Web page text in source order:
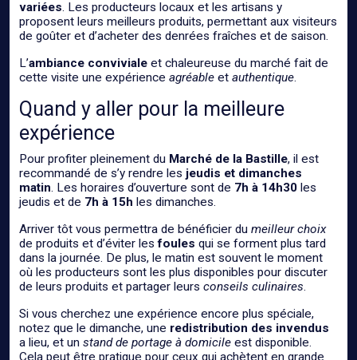
variées. Les producteurs locaux et les artisans y
proposent leurs meilleurs produits, permettant aux visiteurs
de goûter et d’acheter des denrées fraîches et de saison.
L’ambiance conviviale et chaleureuse du marché fait de
cette visite une expérience agréable et authentique.
Quand y aller pour la meilleure
expérience
Pour profiter pleinement du Marché de la Bastille, il est
recommandé de s’y rendre les jeudis et dimanches
matin. Les horaires d’ouverture sont de 7h à 14h30 les
jeudis et de 7h à 15h les dimanches.
Arriver tôt vous permettra de bénéficier du meilleur choix
de produits et d’éviter lesfoules qui se forment plus tard
dans la journée. De plus, le matin est souvent le moment
où les producteurs sont les plus disponibles pour discuter
de leurs produits et partager leurs conseils culinaires.
Si vous cherchez une expérience encore plus spéciale,
notez que le dimanche, une redistribution des invendus
a lieu, et un stand de portage à domicile est disponible.
Cela peut être pratique pour ceux qui achètent en grande